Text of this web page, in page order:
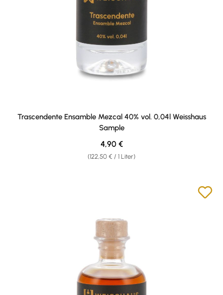
Trascendente Ensamble Mezcal 40% vol. 0,04l Weisshaus
Sample
(122,50 € / 1 Liter)
Regulärer Preis:
4,90 €